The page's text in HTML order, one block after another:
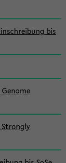
bis